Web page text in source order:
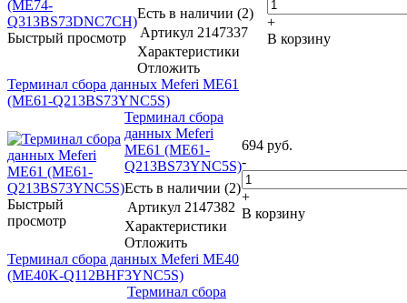
Быстрый просмотр
Есть в наличии (2)
Артикул 2147337
Характеристики
Отложить
+
В корзину
Терминал сбора данных Meferi ME61
(ME61-Q213BS73YNC5S)
Быстрый
просмотр
Терминал сбора
данных Meferi
ME61 (ME61-
Q213BS73YNC5S)
Есть в наличии (2)
Артикул 2147382
Характеристики
Отложить
694 руб.
-
+
В корзину
Терминал сбора данных Meferi ME40
(ME40K-Q112BHF3YNC5S)
Терминал сбора